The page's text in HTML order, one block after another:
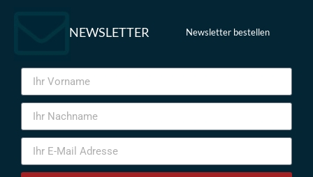
NEWSLETTER Newsletter bestellen